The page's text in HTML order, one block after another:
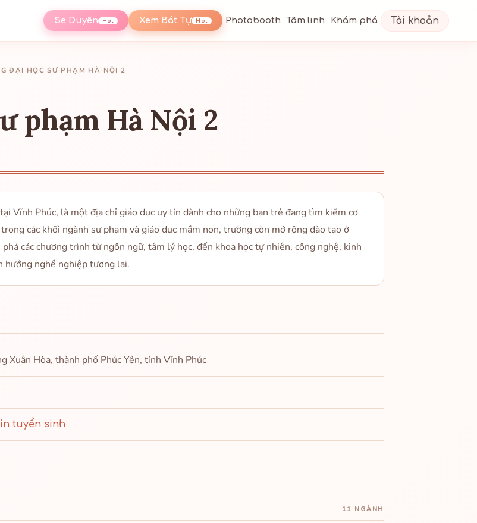
Se Duyên Hot Xem Bát Tự Hot Photobooth Tâm linh Khám phá Tài khoản
ĐẠI HỌC SƯ PHẠM HÀ NỘI 2
phạm Hà Nội 2
Vĩnh Phúc, là một địa chỉ giáo dục uy tín dành cho những bạn trẻ đang tìm kiếm cơ
các khối ngành sư phạm và giáo dục mầm non, trường còn mở rộng đào tạo ở
các chương trình từ ngôn ngữ, tâm lý học, đến khoa học tự nhiên, công nghệ, kinh
hướng nghề nghiệp tương lai.
Xuân Hòa, thành phố Phúc Yên, tỉnh Vĩnh Phúc
tuyển sinh
11 NGÀNH